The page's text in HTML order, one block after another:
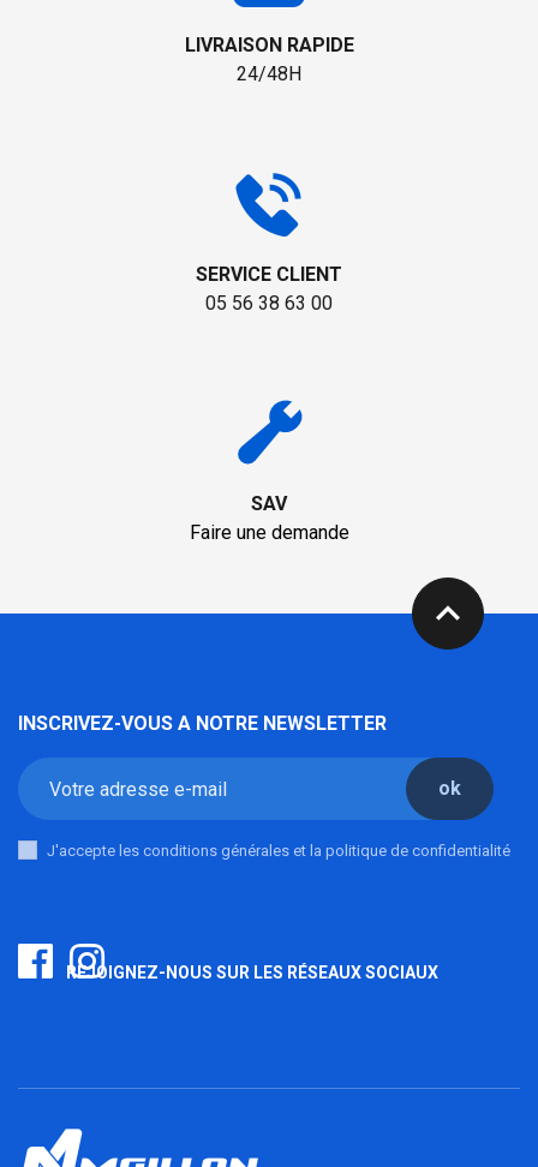
LIVRAISON RAPIDE
24/48H
SERVICE CLIENT
05 56 38 63 00
SAV
Faire une demande
expand_less
INSCRIVEZ-VOUS A NOTRE NEWSLETTER
ok
J'accepte les conditions générales et la politique de confidentialité
REJOIGNEZ-NOUS SUR LES RÉSEAUX SOCIAUX